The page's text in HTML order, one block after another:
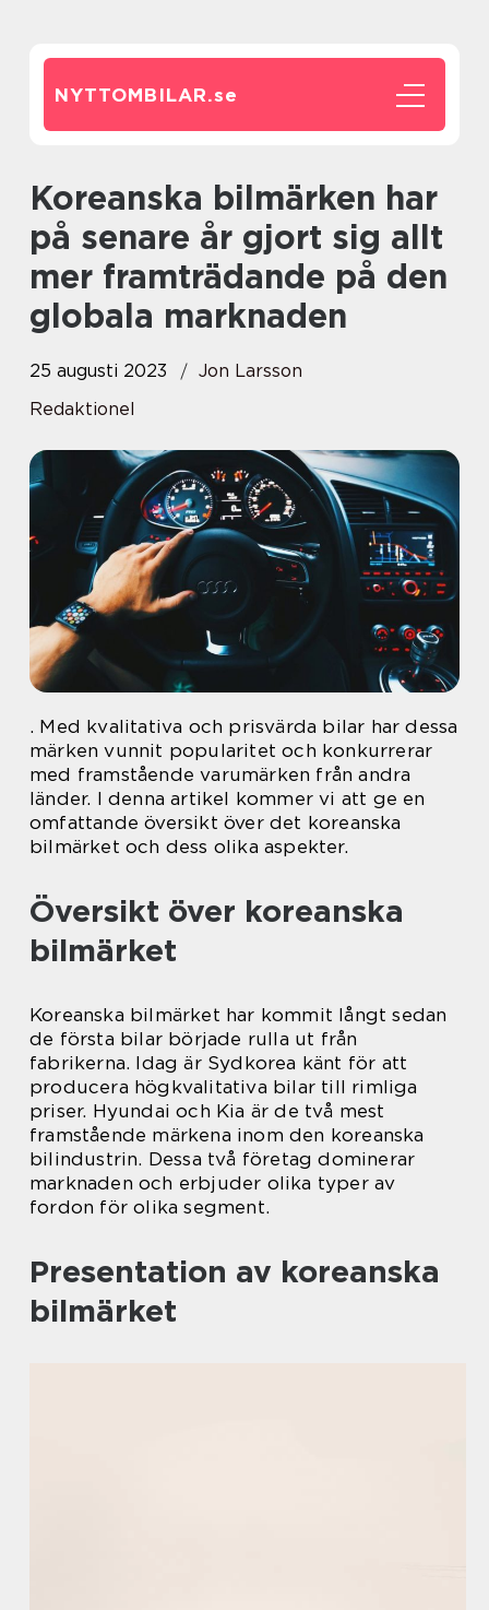
NYTTOMBILAR.se
Koreanska bilmärken har
på senare år gjort sig allt
mer framträdande på den
globala marknaden
25 augusti 2023
Jon Larsson
Redaktionel
. Med kvalitativa och prisvärda bilar har dessa
märken vunnit popularitet och konkurrerar
med framstående varumärken från andra
länder. I denna artikel kommer vi att ge en
omfattande översikt över det koreanska
bilmärket och dess olika aspekter.
Översikt över koreanska
bilmärket
Koreanska bilmärket har kommit långt sedan
de första bilar började rulla ut från
fabrikerna. Idag är Sydkorea känt för att
producera högkvalitativa bilar till rimliga
priser. Hyundai och Kia är de två mest
framstående märkena inom den koreanska
bilindustrin. Dessa två företag dominerar
marknaden och erbjuder olika typer av
fordon för olika segment.
Presentation av koreanska
bilmärket